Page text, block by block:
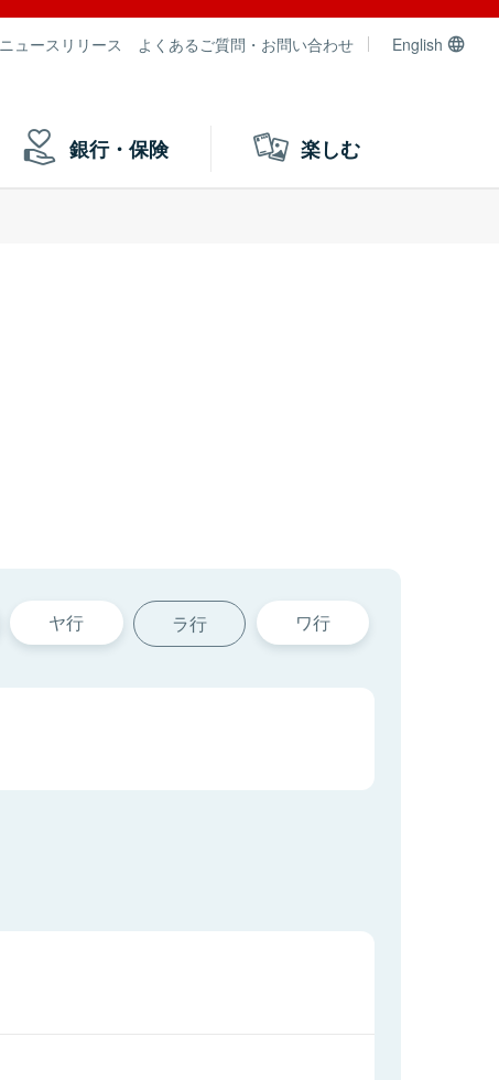
ニュースリリース よくあるご質問・お問い合わせ English
銀行・保険 楽しむ
ヤ行 ラ行 ワ行